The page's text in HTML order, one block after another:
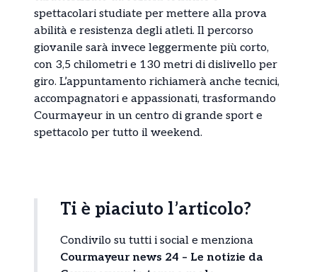
spettacolari studiate per mettere alla prova
abilità e resistenza degli atleti. Il percorso
giovanile sarà invece leggermente più corto,
con 3,5 chilometri e 130 metri di dislivello per
giro. L’appuntamento richiamerà anche tecnici,
accompagnatori e appassionati, trasformando
Courmayeur in un centro di grande sport e
spettacolo per tutto il weekend.
Ti è piaciuto l’articolo?
Condivilo su tutti i social e menziona
Courmayeur news 24 – Le notizie da